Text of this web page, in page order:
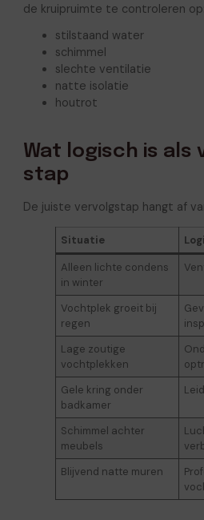
de kruipruimte te controleren op:
stilstaand water
schimmel
slechte ventilatie
natte isolatie
houtrot
Wat logisch is als
stap
De juiste vervolgstap hangt af
Situatie
Alleen lichte condens
in winter
Vochtplek groeit bij
regen
Lage zoutige
vochtplekken
Gele kring onder
badkamer
Schimmel achter
meubels
Blijvend natte muren